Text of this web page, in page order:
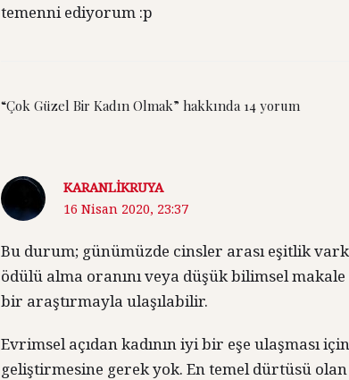
temenni ediyorum :p
“Çok Güzel Bir Kadın Olmak” hakkında 14 yorum
KARANLIKRUYA
16 Nisan 2020, 23:37
Bu durum; günümüzde cinsler arası eşitlik
ödülü alma oranını veya düşük bilimsel makale
bir araştırmayla ulaşılabilir.
Evrimsel açıdan kadının iyi bir eşe ulaşması
geliştirmesine gerek yok. En temel dürtüsü